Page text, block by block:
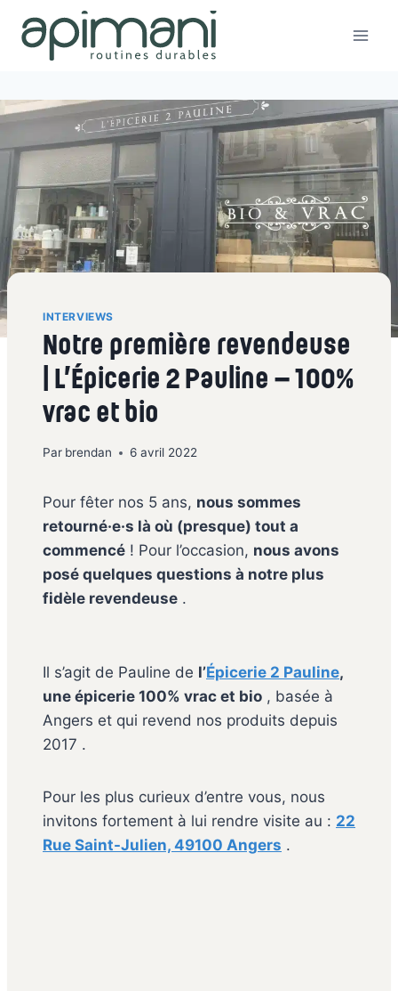
contenu
INTERVIEWS
Notre première revendeuse
| L’Épicerie 2 Pauline – 100%
vrac et bio
Par brendan 6 avril 2022
Pour fêter nos 5 ans, nous sommes
retourné·e·s là où (presque) tout a
commencé ! Pour l’occasion, nous avons
posé quelques questions à notre plus
fidèle revendeuse .
Il s’agit de Pauline de l’Épicerie 2 Pauline,
une épicerie 100% vrac et bio , basée à
Angers et qui revend nos produits depuis
2017 .
Pour les plus curieux d’entre vous, nous
invitons fortement à lui rendre visite au : 22
Rue Saint-Julien, 49100 Angers .